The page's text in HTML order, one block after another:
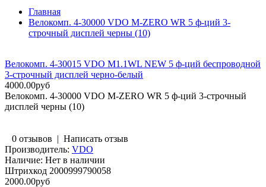
Главная
Велокомп. 4-30000 VDO M-ZERO WR 5 ф-ций 3-
строчный дисплей черны (10)
Велокомп. 4-30015 VDO M1.1WL NEW 5 ф-ций беспроводной
3-строчный дисплей черно-белый
4000.00руб
Велокомп. 4-30000 VDO M-ZERO WR 5 ф-ций 3-строчный
дисплей черны (10)
0 отзывов | Написать отзыв
Производитель: VDO
Наличие: Нет в наличии
Штрихкод 2000999790058
2000.00руб